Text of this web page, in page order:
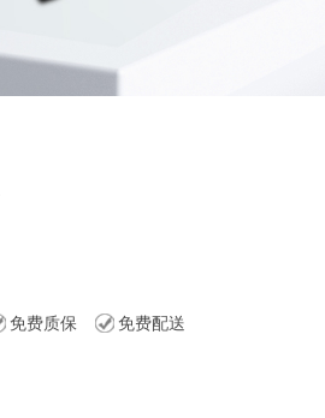
免费质保 免费配送